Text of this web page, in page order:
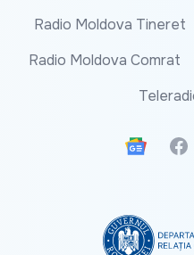
Radio Moldova Tineret
Radio Moldova Comrat
Google